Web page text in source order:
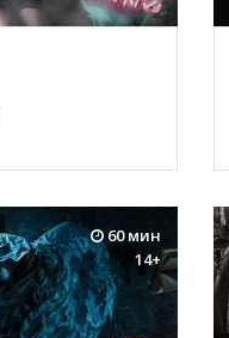
60 мин
14+